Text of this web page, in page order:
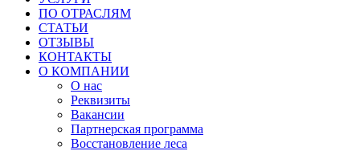
ПО ОТРАСЛЯМ
СТАТЬИ
ОТЗЫВЫ
КОНТАКТЫ
О КОМПАНИИ
О нас
Реквизиты
Вакансии
Партнерская программа
Восстановление леса